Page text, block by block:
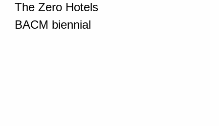
The Zero Hotels
BACM biennial